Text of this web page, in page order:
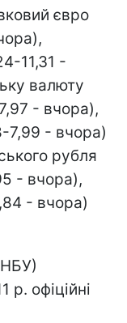
євро
11,31 -
валюту
- вчора),
7,99 - вчора)
рубля
- вчора),
- вчора)
р. офіційні